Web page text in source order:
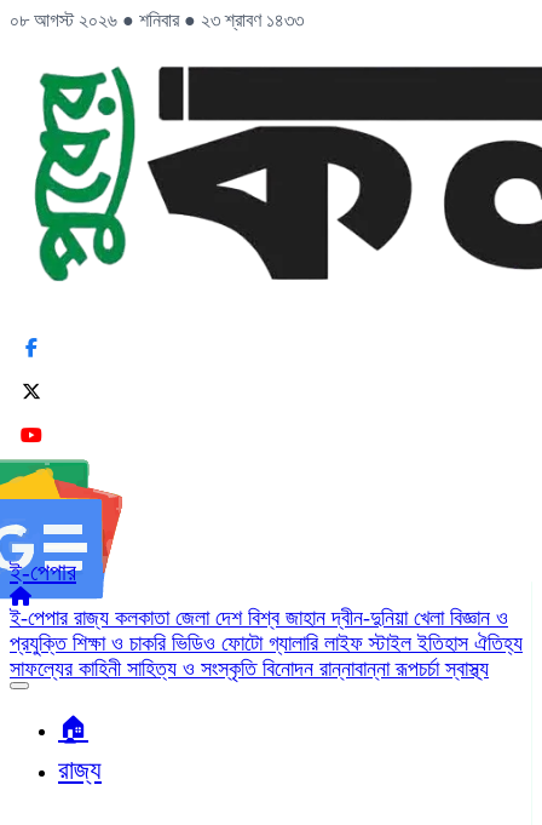
০৮ আগস্ট ২০২৬ ● শনিবার ● ২৩ শ্রাবণ ১৪৩৩
ই-পেপার
ই-পেপার রাজ্য কলকাতা জেলা দেশ বিশ্ব জাহানদ্বীন-দুনিয়া খেলা বিজ্ঞান ও
প্রযুক্তি শিক্ষা ও চাকরি ভিডিও ফোটো গ্যালারি লাইফ স্টাইলইতিহাস ঐতিহ্য
সাফল্যের কাহিনী সাহিত্য ও সংস্কৃতি বিনোদন রান্নাবান্নারূপচর্চাস্বাস্থ্য
🏠︎
রাজ্য